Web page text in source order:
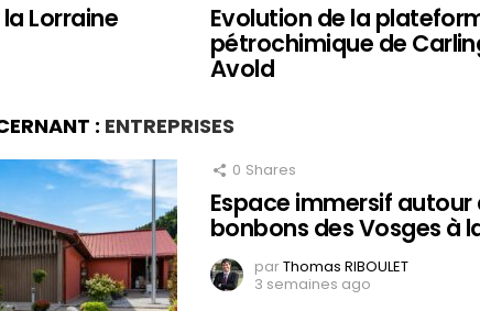
Lorraine Evolution de la
pétrochimique de
Avold
: ENTREPRISES
0 Shares
Espace immersif autour
bonbons des Vosges à
parThomas RIBOULET
3 semaines ago